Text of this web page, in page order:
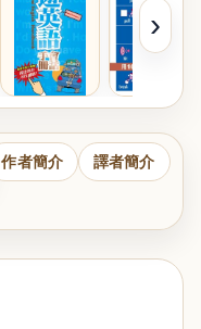
›
作者簡介 譯者簡介